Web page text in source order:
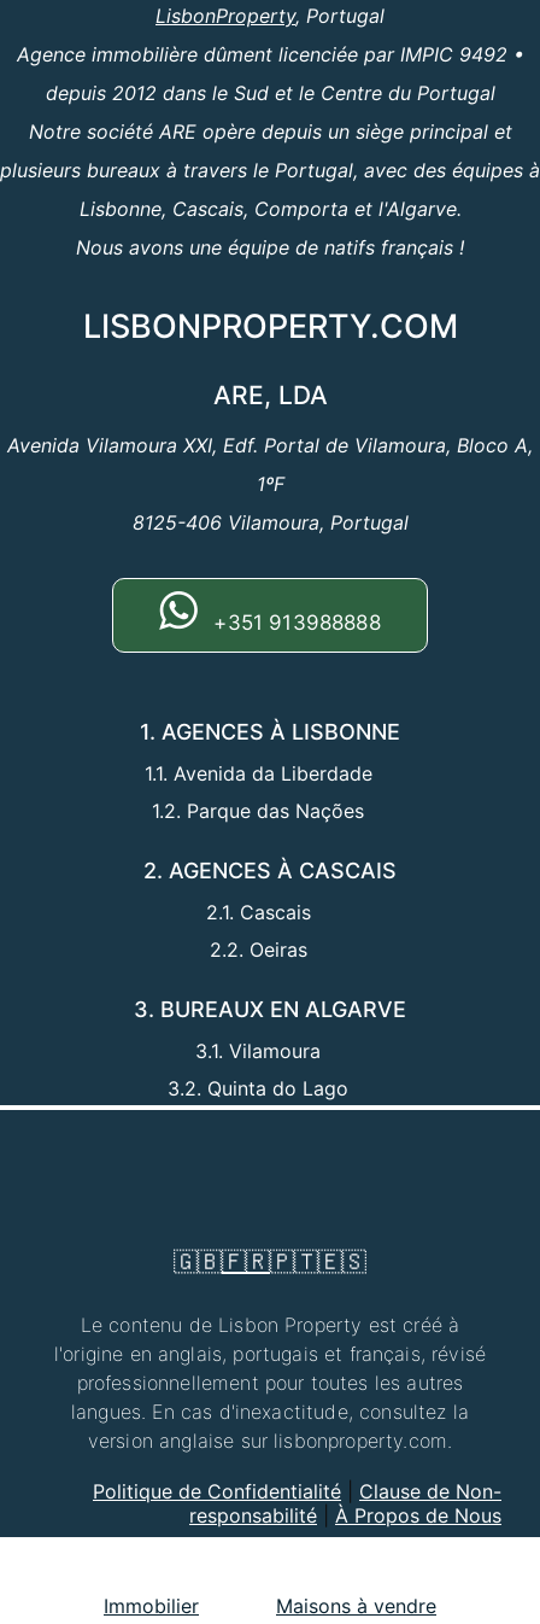
LisbonProperty, Portugal
Agence immobilière dûment licenciée par IMPIC 9492 •
depuis 2012 dans le Sud et le Centre du Portugal
Notre société ARE opère depuis un siège principal et
plusieurs bureaux à travers le Portugal, avec des équipes à
Lisbonne, Cascais, Comporta et l'Algarve.
Nous avons une équipe de natifs français !
LISBONPROPERTY.COM
ARE, LDA
Avenida Vilamoura XXI, Edf. Portal de Vilamoura, Bloco A,
1ºF
8125-406 Vilamoura, Portugal
+351 913988888
1. AGENCES À LISBONNE
1.1. Avenida da Liberdade
1.2. Parque das Nações
2. AGENCES À CASCAIS
2.1. Cascais
2.2. Oeiras
3. BUREAUX EN ALGARVE
3.1. Vilamoura
3.2. Quinta do Lago
🇬🇧🇫🇷🇵🇹🇪🇸
Le contenu de Lisbon Property est créé à
l'origine en anglais, portugais et français, révisé
professionnellement pour toutes les autres
langues. En cas d'inexactitude, consultez la
version anglaise sur lisbonproperty.com.
Politique de Confidentialité
Clause de Non-
responsabilité
À Propos de Nous
Immobilier Maisons à vendre